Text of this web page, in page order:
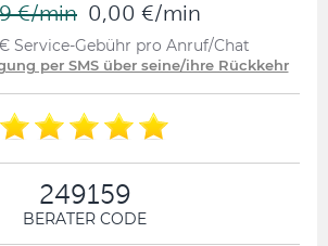
€/min 0,00 €/min
€ Service-Gebühr pro Anruf/Chat
per SMS über seine/ihre Rückkehr
249159
BERATER CODE